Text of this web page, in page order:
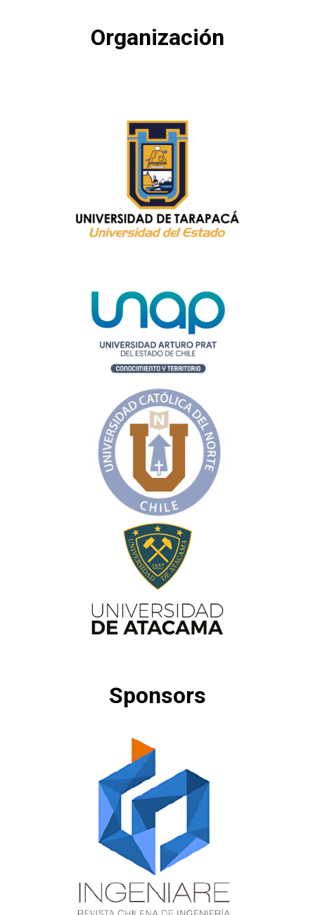
Organización
Sponsors